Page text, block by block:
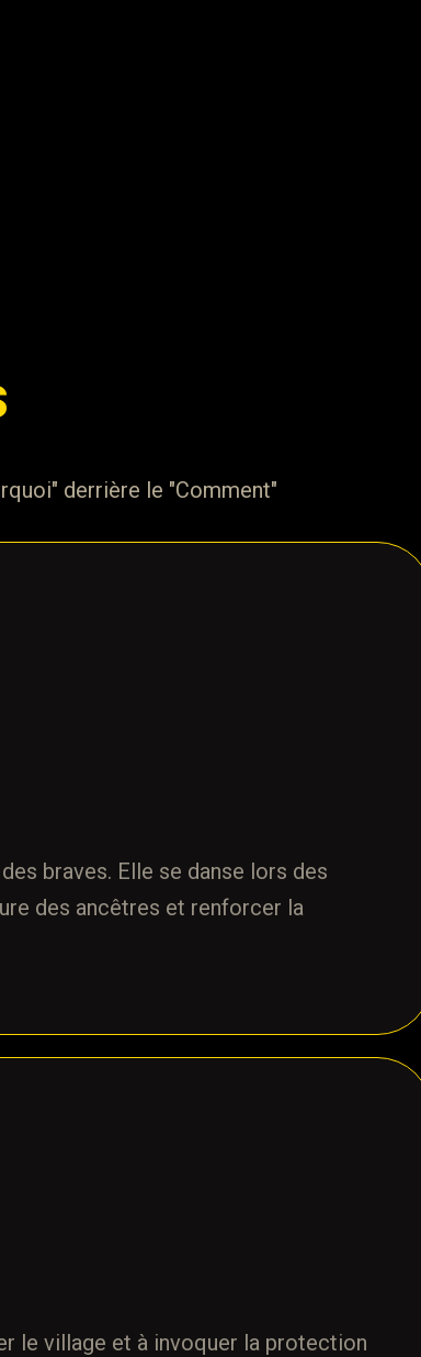
derrière le "Comment"
braves. Elle se danse lors des
des ancêtres et renforcer la
le village et à invoquer la protection